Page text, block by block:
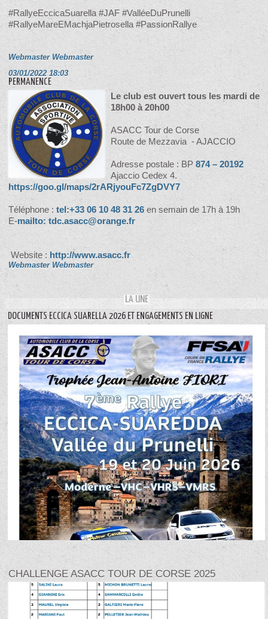
#RallyeEccicaSuarella #JAF #ValléeDuPrunelli
#RallyeMareEMachjaPietrosella #PassionRallye
Webmaster Webmaster
03/01/2022 18:03
PERMANENCE
Le club est ouvert tous les mardi de
18h00 à 20h00
ASACC Tour de Corse
Route de Mezzavia - AJACCIO
Adresse postale : BP874 – 20192
Ajaccio Cedex 4.
https://goo.gl/maps/2rARjyouFc7ZgDVY7
Téléphone : tel:+33 06 10 48 31 26 en semain de 17h à 19h
E-mailto: tdc.asacc@orange.fr
Website : http://www.asacc.fr
Webmaster Webmaster
LA UNE
DOCUMENTS ECCICA SUARELLA 2026 ET ENGAGEMENTS EN LIGNE
CHALLENGE ASACC TOUR DE CORSE 2025